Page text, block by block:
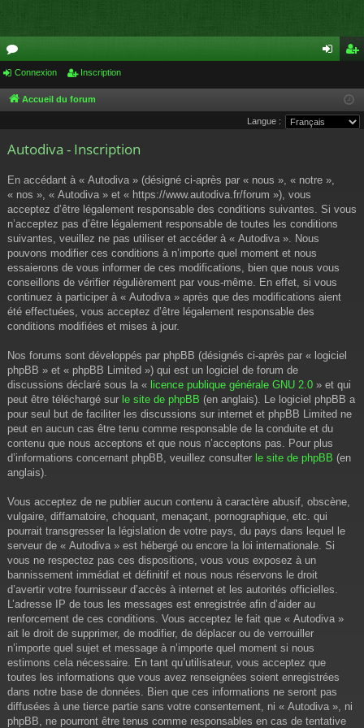
or
u
s
cri
pti
Connexion Inscription
Accueil du forum
Langue :
Autodiva - Inscription
En accédant à « Autodiva » (désigné ci-après par « nous », « notre »,
« nos », « Autodiva » et « https://www.autodiva.fr/forum »), vous
acceptez d’être légalement responsable des conditions suivantes. Si vous
n’acceptez pas d’être légalement responsable de toutes les conditions
suivantes, veuillez ne pas utiliser et accéder à « Autodiva ». Nous
pouvons modifier ces conditions à n’importe quel moment et nous
essaierons de vous informer de ces modifications, bien que nous vous
conseillons de vérifier régulièrement par vous-même. En effet, si vous
continuez à participer à « Autodiva » après que des modifications aient
été effectuées, vous acceptez d’être légalement responsable des
conditions modifiées et mises à jour.
Nos forums sont développés par phpBB (désignés ci-après par « logiciel
phpBB » et « phpBB Limited ») qui est un logiciel de forum de
discussions déclaré sous la « licence publique générale GNU 2.0 » et qui
peut être téléchargé sur le site de phpBB (en anglais). Le logiciel phpBB a
pour seul but de faciliter les discussions sur internet et phpBB Limited ne
peut en aucun cas être tenu comme responsable de la conduite et du
contenu que nous acceptons et que nous n’acceptons pas. Pour plus
d’informations concernant phpBB, veuillez consulter le site de phpBB (en
anglais).
Vous acceptez de ne publier aucun contenu à caractère abusif, obscène,
vulgaire, diffamatoire, choquant, menaçant, pornographique, etc. qui
pourrait transgresser la législation de votre pays, du pays dans lequel le
serveur de « Autodiva » est hébergé ou encore la loi internationale. Si
vous ne respectez pas ces dispositions, vous vous exposez à un
bannissement immédiat et définitif et nous nous réservons le droit
d’avertir votre fournisseur d’accès à internet et les autorités officielles.
L’adresse IP de tous les messages est enregistrée afin d’aider au
renforcement de ces conditions. Vous acceptez le fait que « Autodiva »
ait le droit de supprimer, de modifier, de déplacer ou de verrouiller
n’importe quel sujet et message à n’importe quel moment si nous
estimons cela nécessaire. En tant qu’utilisateur, vous acceptez que
toutes les informations que vous avez renseignées soient enregistrées
dans notre base de données. Bien que ces informations ne seront pas
diffusées à une tierce partie sans votre consentement, ni « Autodiva », ni
phpBB, ne pourront être tenus comme responsables en cas de tentative